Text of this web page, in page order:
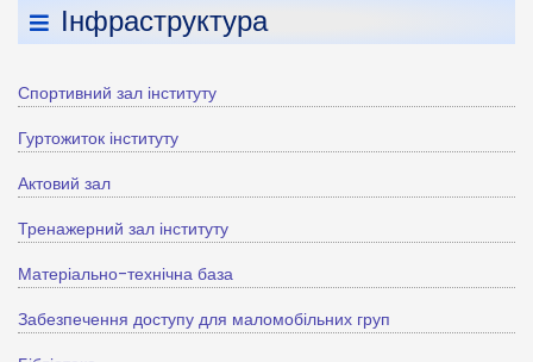
Інфраструктура
Спортивний зал інституту
Гуртожиток інституту
Актовий зал
Тренажерний зал інституту
Матеріально-технічна база
Забезпечення доступу для маломобільних груп